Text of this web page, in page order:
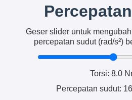
Geser slider untuk
percepatan sudut (rad/s²)
Torsi: 8.0
Percepatan sudut: